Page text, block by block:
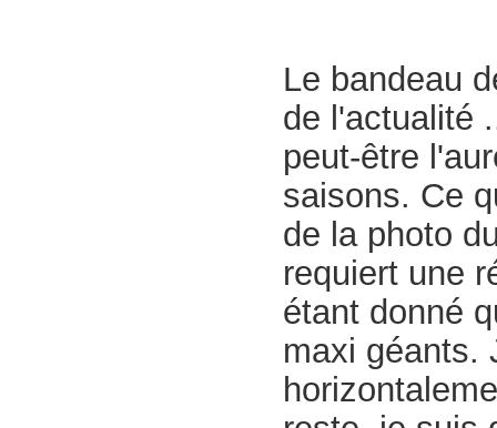
Le bandeau
de l'actualité
peut-être
saisons. Ce
de la photo
requiert une
étant donné
maxi géants.